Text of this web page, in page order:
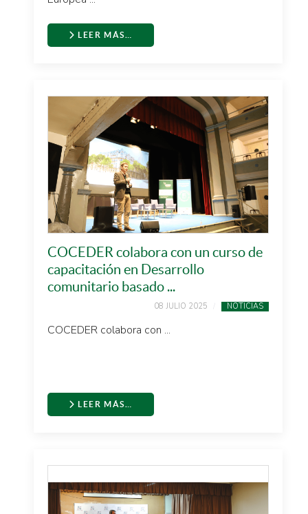
LEER MÁS…
COCEDER colabora con un curso de
capacitación en Desarrollo
comunitario basado ...
08 JULIO 2025 NOTICIAS
COCEDER colabora con ...
LEER MÁS…